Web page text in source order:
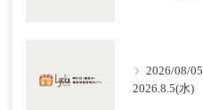
2026/08/05
2026.8.5(水)